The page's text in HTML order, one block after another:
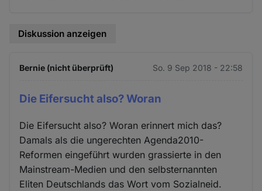
Diskussion anzeigen
Bernie (nicht überprüft) So. 9 Sep 2018 - 22:58
Die Eifersucht also? Woran
Die Eifersucht also? Woran erinnert mich das?
Damals als die ungerechten Agenda2010-
Reformen eingeführt wurden grassierte in den
Mainstream-Medien und den selbsternannten
Eliten Deutschlands das Wort vom Sozialneid.